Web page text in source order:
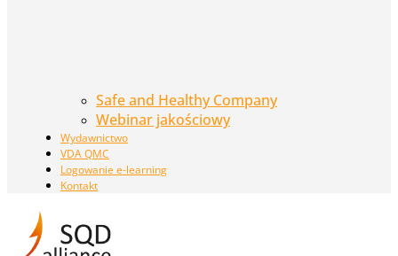
Safe and Healthy Company
Webinar jakościowy
Wydawnictwo
VDA QMC
Logowanie e-learning
Kontakt